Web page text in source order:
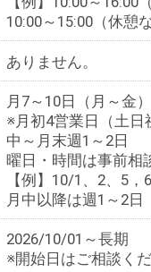
徒歩5分 / 新宿三丁目
歩5分 / 代々木駅 徒歩7
18:30の中で、実働5時間～6
度でお選びいただけます。
9:30～15:30、9:30～
各休憩60分）など
業マスト
せん。